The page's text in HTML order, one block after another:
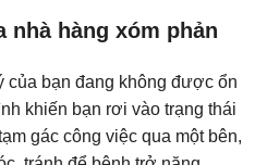
nhà hàng xóm phản
của bạn đang không được ổn
khiến bạn rơi vào trạng thái
gác công việc qua một bên,